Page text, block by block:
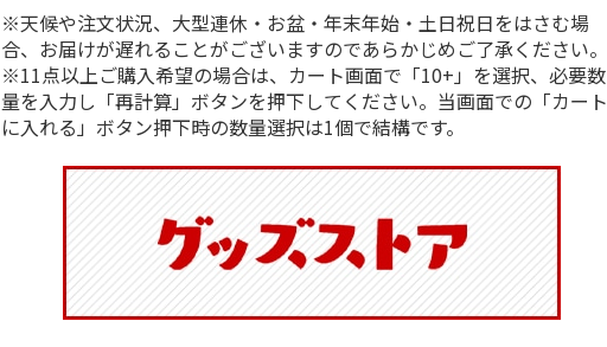
※天候や注文状況、大型連休・お盆・年末年始・土日祝日をはさむ場
合、お届けが遅れることがございますのであらかじめご了承ください。
※11点以上ご購入希望の場合は、カート画面で「10+」を選択、必要数
量を入力し「再計算」ボタンを押下してください。当画面での「カート
に入れる」ボタン押下時の数量選択は1個で結構です。